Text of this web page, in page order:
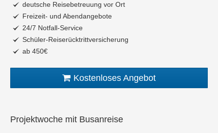
deutsche Reisebetreuung vor Ort
Freizeit- und Abendangebote
24/7 Notfall-Service
Schüler-Reiserücktrittversicherung
ab 450€
Kostenloses Angebot
Projektwoche mit Busanreise